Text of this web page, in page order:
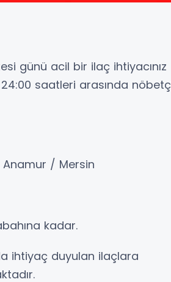
günü acil bir ilaç ihtiyacınız
saatleri arasında
Anamur / Mersin
kadar.
ihtiyaç duyulan ilaçlara